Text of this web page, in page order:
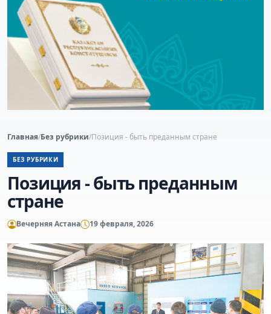
Главная/Без рубрики/Позиция - быть преданным стране
БЕЗ РУБРИКИ
Позиция - быть преданным
стране
Вечерняя Астана 19 февраля, 2026